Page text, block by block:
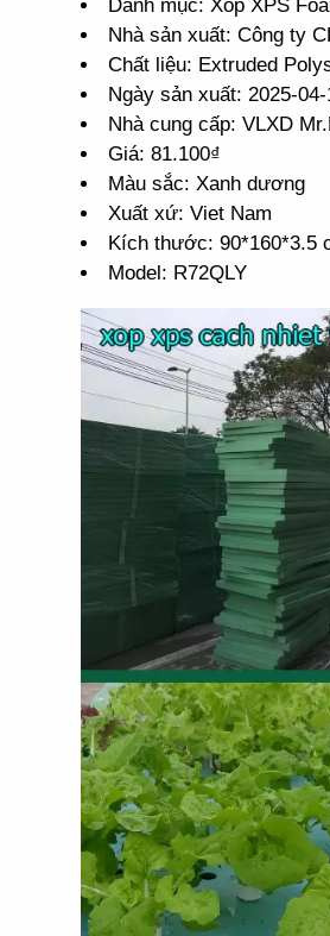
Danh mục: Xốp XPS
Nhà sản xuất: Công ty
Chất liệu: Extruded
Ngày sản xuất: 2025-04-
Nhà cung cấp: VLXD
Giá: 81.100₫
Màu sắc: Xanh dương
Xuất xứ: Viet Nam
Kích thước: 90*160*3.5
Model: R72QLY